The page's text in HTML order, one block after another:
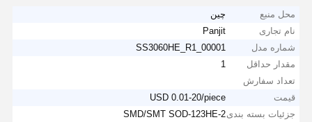
محل منبع
چین
نام تجاری
Panjit
شماره مدل
SS3060HE_R1_00001
مقدار حداقل
تعداد سفارش
1
قیمت
USD 0.01-20/piece
جزئیات بسته بندیSMD/SMT SOD-123HE-2